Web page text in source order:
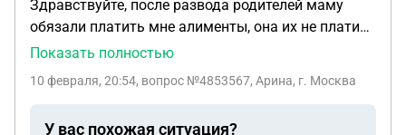
Здравствуйте, после развода родителей маму
обязали платить мне алименты, она их не платила
и образовался долг свыше 1 млн, из-за этого у нее
несовершеннолетней она купила комнату на мат.
Показать полностью
10 февраля, 20:54, вопрос №4853567, Арина, г. Москва
У вас похожая ситуация?